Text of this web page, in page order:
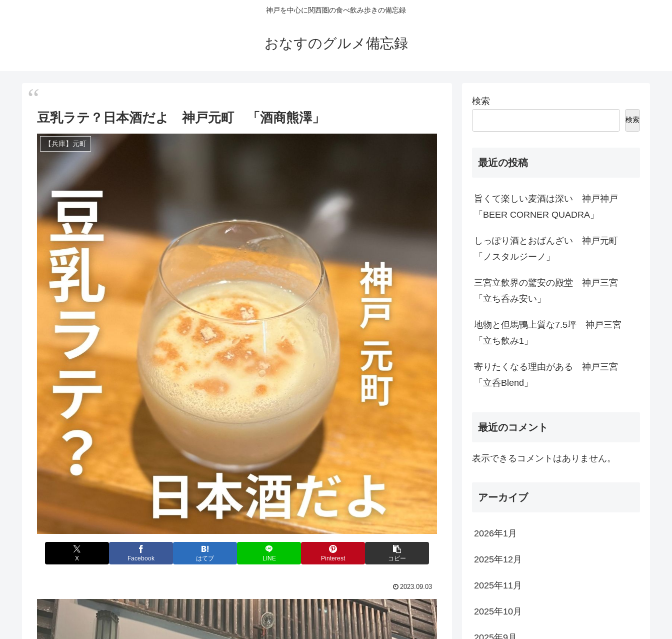
神戸を中心に関西圏の食べ飲み歩きの備忘録
おなすのグルメ備忘録
豆乳ラテ？日本酒だよ 神戸元町 「酒商熊澤」
【兵庫】元町
X Facebook はてブ LINE Pinterest コピー
2023.09.03
検索
検索
最近の投稿
旨くて楽しい麦酒は深い 神戸神戸
「BEER CORNER QUADRA」
しっぽり酒とおばんざい 神戸元町
「ノスタルジーノ」
三宮立飲界の驚安の殿堂 神戸三宮
「立ち呑み安い」
地物と但馬鴨上質な7.5坪 神戸三宮
「立ち飲み1」
寄りたくなる理由がある 神戸三宮
「立呑Blend」
最近のコメント
表示できるコメントはありません。
アーカイブ
2026年1月
2025年12月
2025年11月
2025年10月